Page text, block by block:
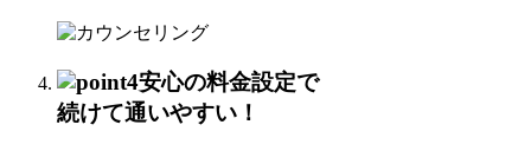
安心の料金設定で
続けて通いやすい！